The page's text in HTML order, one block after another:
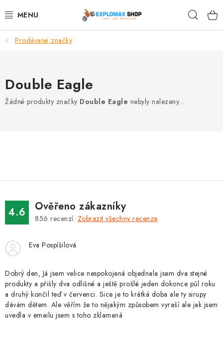
na
%AKCE
SPORTOVNÍ VÝŽIVA
ZNAČKY
Kontakty Slovník pojmů
Podmínky ochrany osobních údajů
Doprava a platba
Slevový systém
Vše o nákupu
Prodávané značky
Double Eagle
Žádné produkty značky Double Eagle nebyly nalezeny...
4.6 Ověřeno zákazníky
856 recenzí. Zobrazit všechny recenze
Eva Pospíšilová
Dobrý den, Já jsem velice nespokojená objednala jsem dva stejné
produkty a přišly dva odlišné a ještě prošlé jeden dokonce půl roku
a druhý končil teď v červenci. Sice je to krátká doba ale ty sirupy
dávám dětem. Ale věřím že to nějakým způsobem vyraší ale jak jsem
uvedla v emailu jsem s toho zklamaná